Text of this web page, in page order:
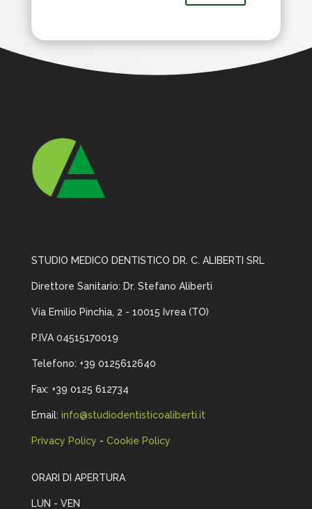
STUDIO MEDICO DENTISTICO DR. C. ALIBERTI SRL
Direttore Sanitario: Dr. Stefano Aliberti
Via Emilio Pinchia, 2 - 10015 Ivrea (TO)
P.IVA 04515170019
Telefono: +39 0125612640
Fax: +39 0125 612734
Email: info@studiodentisticoaliberti.it
Privacy Policy - Cookie Policy
ORARI DI APERTURA
LUN - VEN